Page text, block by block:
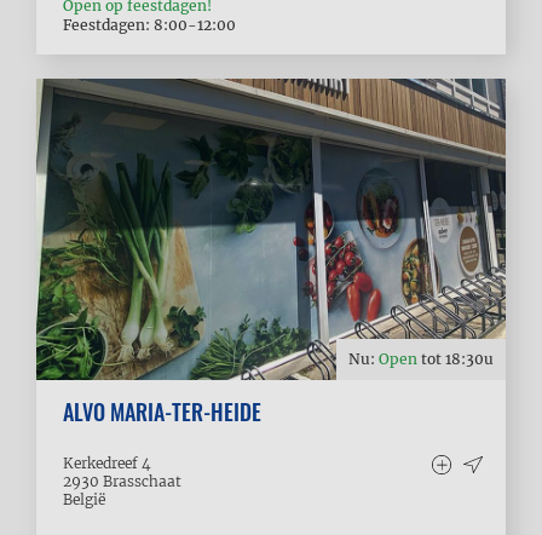
Open op feestdagen!
Feestdagen: 8:00-12:00
Nu: Open tot 18:30u
ALVO MARIA-TER-HEIDE
Kerkedreef 4
2930 Brasschaat
België